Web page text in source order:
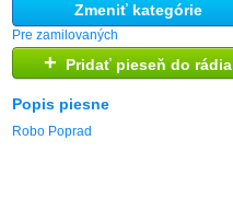
Zmeniť kategórie
Pre zamilovaných
+ Pridať pieseň do rádia
Popis piesne
Robo Poprad